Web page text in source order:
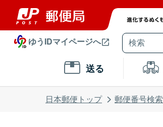
ゆうIDマイページへ
送る
日本郵便トップ 郵便番号検索